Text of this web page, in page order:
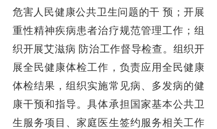
危害人民健康公共卫生问题的干 预；开展
重性精神疾病患者治疗规范管理工作；组
织开展艾滋病 防治工作督导检查。组织开
展全民健康体检工作，负责应用全民健康
体检结果，组织实施常见病、多发病的健
康干预和指导。具体承担国家基本公共卫
生服务项目、家庭医生签约服务相关工作